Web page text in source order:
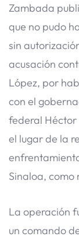
Zambada
que no pudo
sin
acusación
López, por
con el
federal Héctor
el lugar de la
Sinaloa,
La operación
un comando